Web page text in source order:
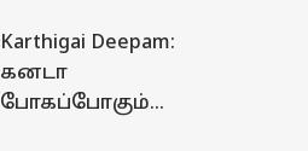
அவமானம்தான் -
மாணவர்களுக்கு
தனுஷ் அட்வைஸ்
Karthigai Deepam:
கனடா
போகப்போகும்